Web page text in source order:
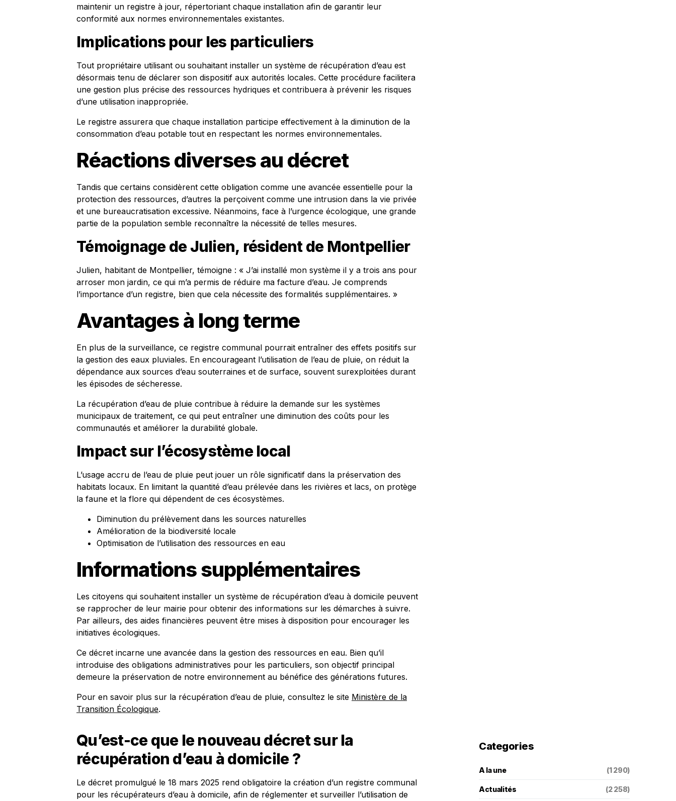
maintenir un registre à jour, répertoriant chaque installation afin de garantir leur
conformité aux normes environnementales existantes.
Implications pour les particuliers
Tout propriétaire utilisant ou souhaitant installer un système de récupération d’eau est
désormais tenu de déclarer son dispositif aux autorités locales. Cette procédure facilitera
une gestion plus précise des ressources hydriques et contribuera à prévenir les risques
d’une utilisation inappropriée.
Le registre assurera que chaque installation participe effectivement à la diminution de la
consommation d’eau potable tout en respectant les normes environnementales.
Réactions diverses au décret
Tandis que certains considèrent cette obligation comme une avancée essentielle pour la
protection des ressources, d’autres la perçoivent comme une intrusion dans la vie privée
et une bureaucratisation excessive. Néanmoins, face à l’urgence écologique, une grande
partie de la population semble reconnaître la nécessité de telles mesures.
Témoignage de Julien, résident de Montpellier
Julien, habitant de Montpellier, témoigne : « J’ai installé mon système il y a trois ans pour
arroser mon jardin, ce qui m’a permis de réduire ma facture d’eau. Je comprends
l’importance d’un registre, bien que cela nécessite des formalités supplémentaires. »
Avantages à long terme
En plus de la surveillance, ce registre communal pourrait entraîner des effets positifs sur
la gestion des eaux pluviales. En encourageant l’utilisation de l’eau de pluie, on réduit la
dépendance aux sources d’eau souterraines et de surface, souvent surexploitées durant
les épisodes de sécheresse.
La récupération d’eau de pluie contribue à réduire la demande sur les systèmes
municipaux de traitement, ce qui peut entraîner une diminution des coûts pour les
communautés et améliorer la durabilité globale.
Impact sur l’écosystème local
L’usage accru de l’eau de pluie peut jouer un rôle significatif dans la préservation des
habitats locaux. En limitant la quantité d’eau prélevée dans les rivières et lacs, on protège
la faune et la flore qui dépendent de ces écosystèmes.
Diminution du prélèvement dans les sources naturelles
Amélioration de la biodiversité locale
Optimisation de l’utilisation des ressources en eau
Informations supplémentaires
Les citoyens qui souhaitent installer un système de récupération d’eau à domicile peuvent
se rapprocher de leur mairie pour obtenir des informations sur les démarches à suivre.
Par ailleurs, des aides financières peuvent être mises à disposition pour encourager les
initiatives écologiques.
Ce décret incarne une avancée dans la gestion des ressources en eau. Bien qu’il
introduise des obligations administratives pour les particuliers, son objectif principal
demeure la préservation de notre environnement au bénéfice des générations futures.
Pour en savoir plus sur la récupération d’eau de pluie, consultez le site Ministère de la
Transition Écologique.
Qu’est-ce que le nouveau décret sur la
récupération d’eau à domicile ?
Le décret promulgué le 18 mars 2025 rend obligatoire la création d’un registre communal
pour les récupérateurs d’eau à domicile, afin de réglementer et surveiller l’utilisation de
Categories
A la une (1 290)
Actualités (2 258)